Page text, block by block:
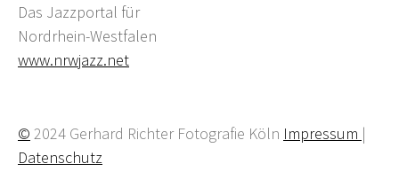
Das Jazzportal für
Nordrhein-Westfalen
www.nrwjazz.net
© 2024 Gerhard Richter Fotografie Köln Impressum |
Datenschutz